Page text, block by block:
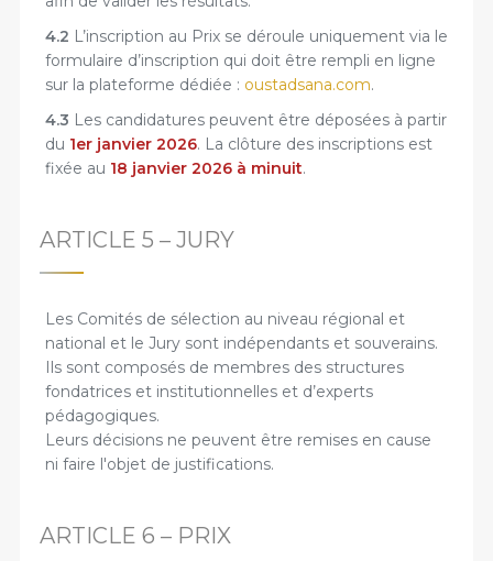
4.2 L’inscription au Prix se déroule uniquement via le
formulaire d’inscription qui doit être rempli en ligne
sur la plateforme dédiée : oustadsana.com.
4.3 Les candidatures peuvent être déposées à partir
du 1er janvier 2026. La clôture des inscriptions est
fixée au 18 janvier 2026 à minuit.
ARTICLE 5 – JURY
Les Comités de sélection au niveau régional et
national et le Jury sont indépendants et souverains.
Ils sont composés de membres des structures
fondatrices et institutionnelles et d’experts
pédagogiques.
Leurs décisions ne peuvent être remises en cause
ni faire l'objet de justifications.
ARTICLE 6 – PRIX